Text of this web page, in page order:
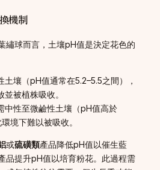
機制
繡球而言，土壤pH值是決定花色的
土壤（pH值通常在5.2–5.5之間），
被植株吸收。
中性至微鹼性土壤（pH值高於
境下難以被吸收。
或硫磺類產品降低pH值以催生藍
品提升pH值以培育粉花。此過程需